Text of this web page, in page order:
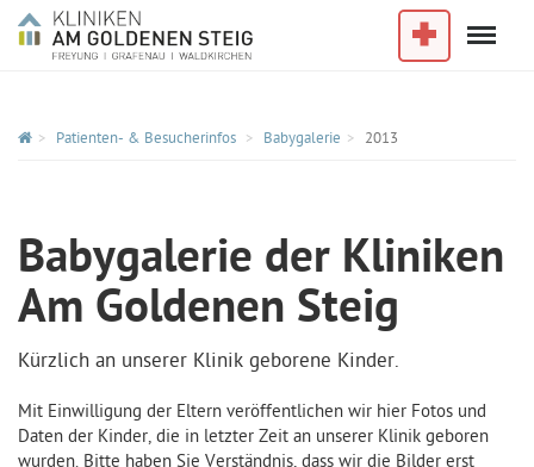
Im NotfallMenu
Patienten- & Besucherinfos Babygalerie 2013
Babygalerie der Kliniken
Am Goldenen Steig
Kürzlich an unserer Klinik geborene Kinder.
Mit Einwilligung der Eltern veröffentlichen wir hier Fotos und
Daten der Kinder, die in letzter Zeit an unserer Klinik geboren
wurden. Bitte haben Sie Verständnis, dass wir die Bilder erst